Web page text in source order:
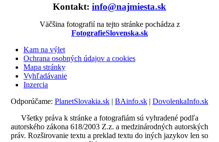
Kontakt: info@najmiesta.sk
Väčšina fotografií na tejto stránke pochádza z
FotografieSlovenska.sk
Kam na výlet
Ochrana osobných údajov a cookies
Mapa stránky
Vyhľadávanie
Inzercia
Odporúčame: PlanetSlovakia.sk | BAinfo.sk | DovolenkaInfo.sk
Všetky práva k stránke a fotografiám sú vyhradené podľa
autorského zákona 618/2003 Z.z. a medzinárodných autorských
práv. Rozširovanie textu a preklad textu do iných jazykov len so